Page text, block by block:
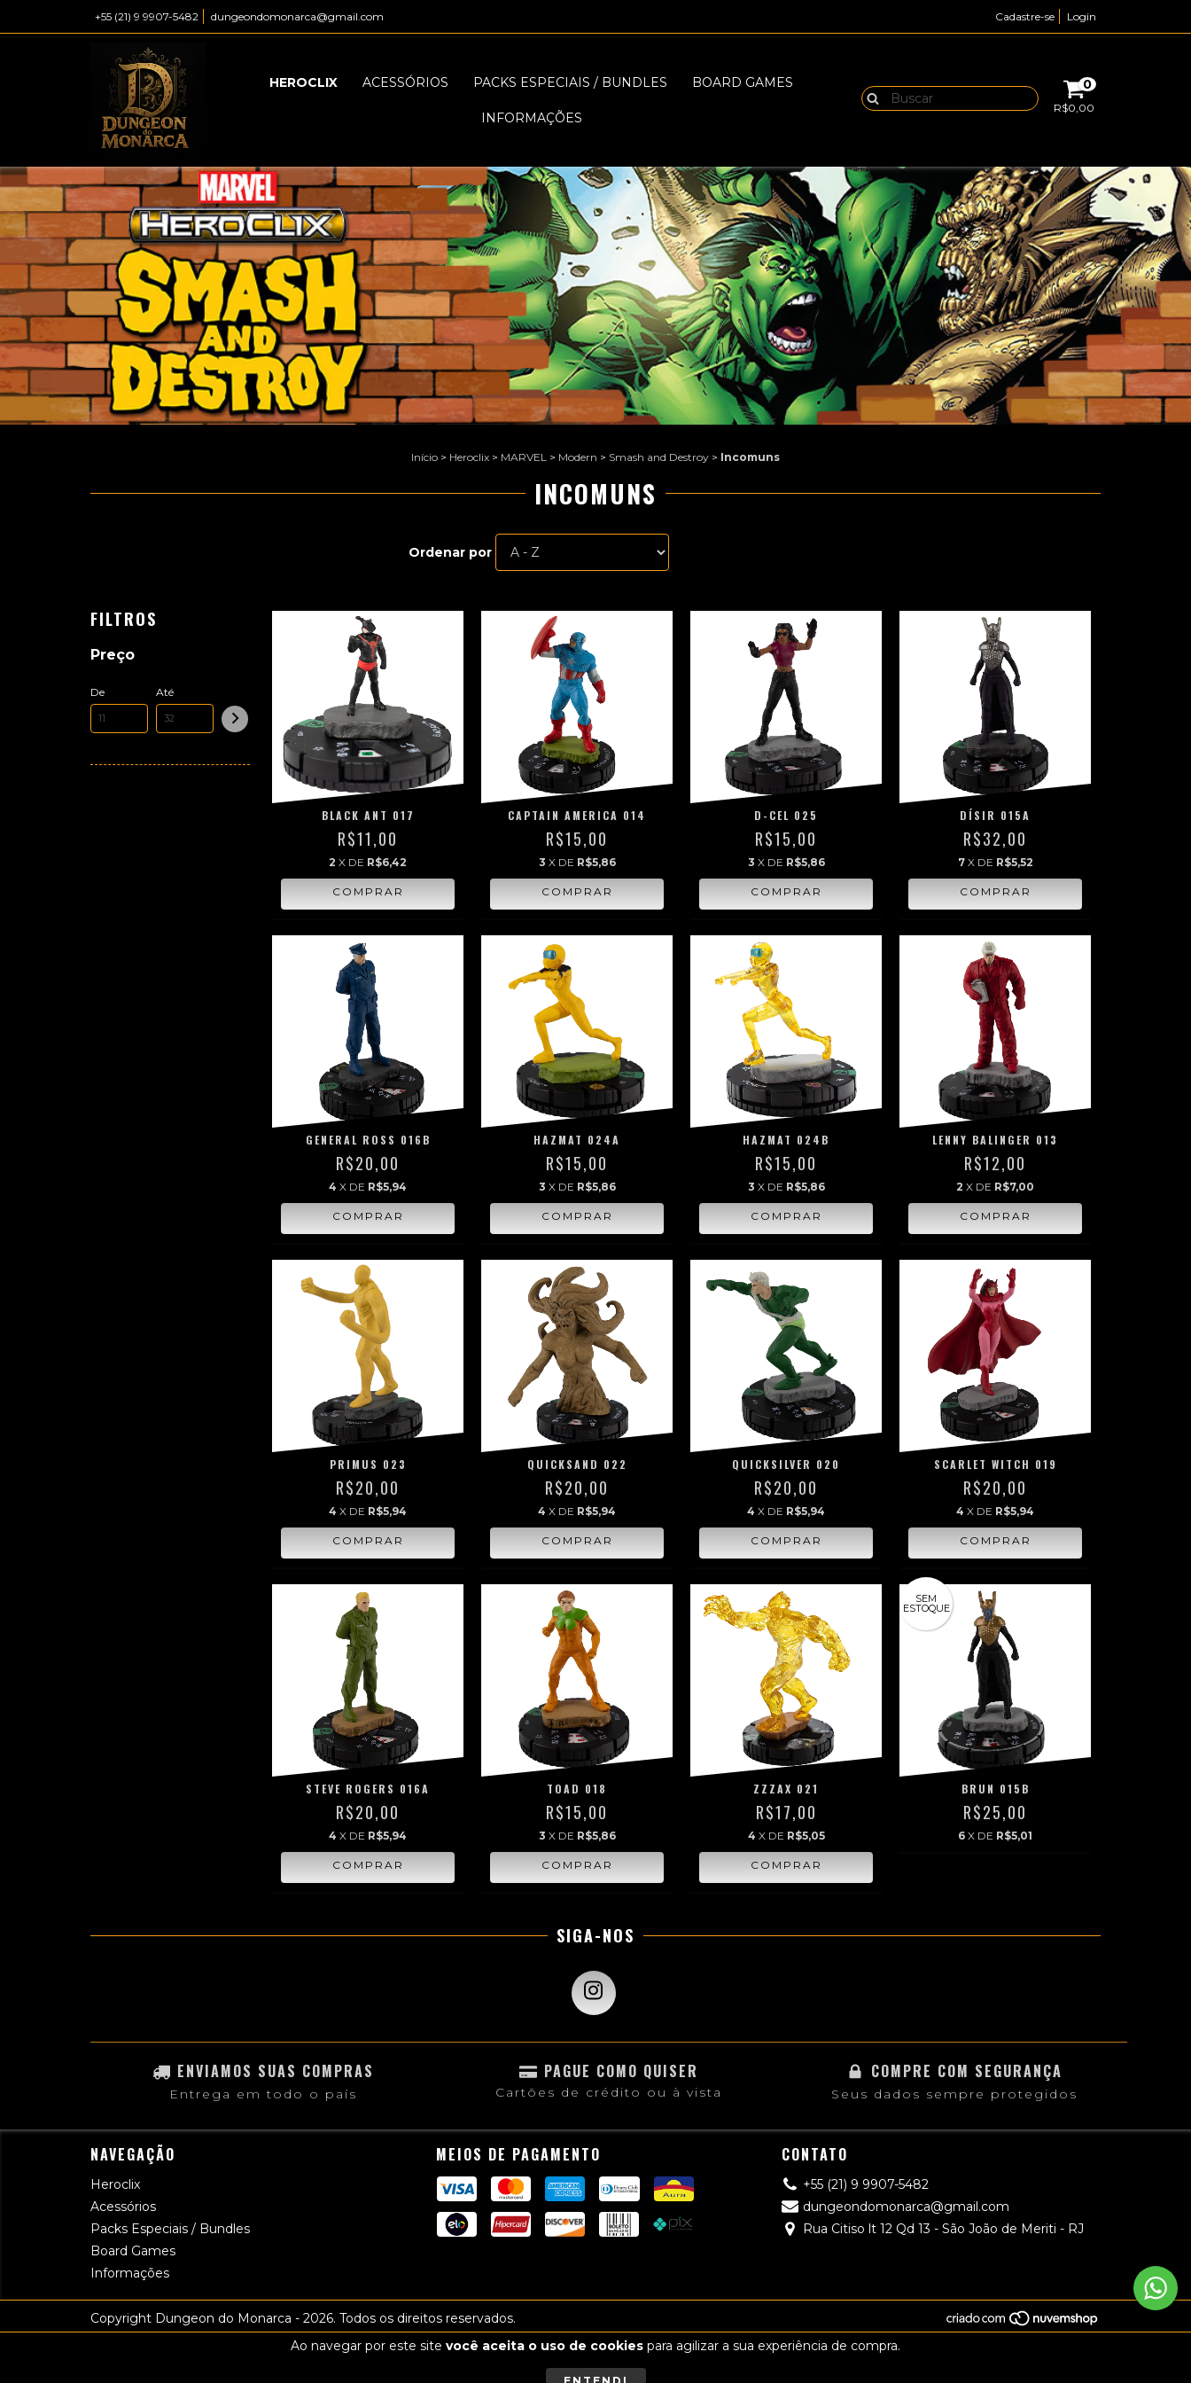
Ao navegar por este site você aceita o uso de cookies para agilizar a sua experiência de compra.
+55 (21) 9 9907-5482 dungeondomonarca@gmail.com Cadastre-se Login
HEROCLIX ACESSÓRIOS PACKS ESPECIAIS / BUNDLES BOARD GAMES
INFORMAÇÕES
0
R$0,00
Início > Heroclix > MARVEL > Modern > Smash and Destroy > Incomuns
INCOMUNS
Ordenar por
FILTROS
Preço
De Até
BLACK ANT 017
R$11,00
2 X DE R$6,42
CAPTAIN AMERICA 014
R$15,00
3 X DE R$5,86
D-CEL 025
R$15,00
3 X DE R$5,86
DÍSIR 015A
R$32,00
7 X DE R$5,52
GENERAL ROSS 016B
R$20,00
4 X DE R$5,94
HAZMAT 024A
R$15,00
3 X DE R$5,86
HAZMAT 024B
R$15,00
3 X DE R$5,86
LENNY BALINGER 013
R$12,00
2 X DE R$7,00
PRIMUS 023
R$20,00
4 X DE R$5,94
QUICKSAND 022
R$20,00
4 X DE R$5,94
QUICKSILVER 020
R$20,00
4 X DE R$5,94
SCARLET WITCH 019
R$20,00
4 X DE R$5,94
STEVE ROGERS 016A
R$20,00
4 X DE R$5,94
TOAD 018
R$15,00
3 X DE R$5,86
ZZZAX 021
R$17,00
4 X DE R$5,05
SEM
ESTOQUE
BRUN 015B
R$25,00
6 X DE R$5,01
SIGA-NOS
ENVIAMOS SUAS COMPRAS
Entrega em todo o país
PAGUE COMO QUISER
Cartões de crédito ou à vista
COMPRE COM SEGURANÇA
Seus dados sempre protegidos
NAVEGAÇÃO
Heroclix
Acessórios
Packs Especiais / Bundles
Board Games
Informações
MEIOS DE PAGAMENTO CONTATO
+55 (21) 9 9907-5482
dungeondomonarca@gmail.com
Rua Citiso lt 12 Qd 13 - São João de Meriti - RJ
Copyright Dungeon do Monarca - 2026. Todos os direitos reservados.